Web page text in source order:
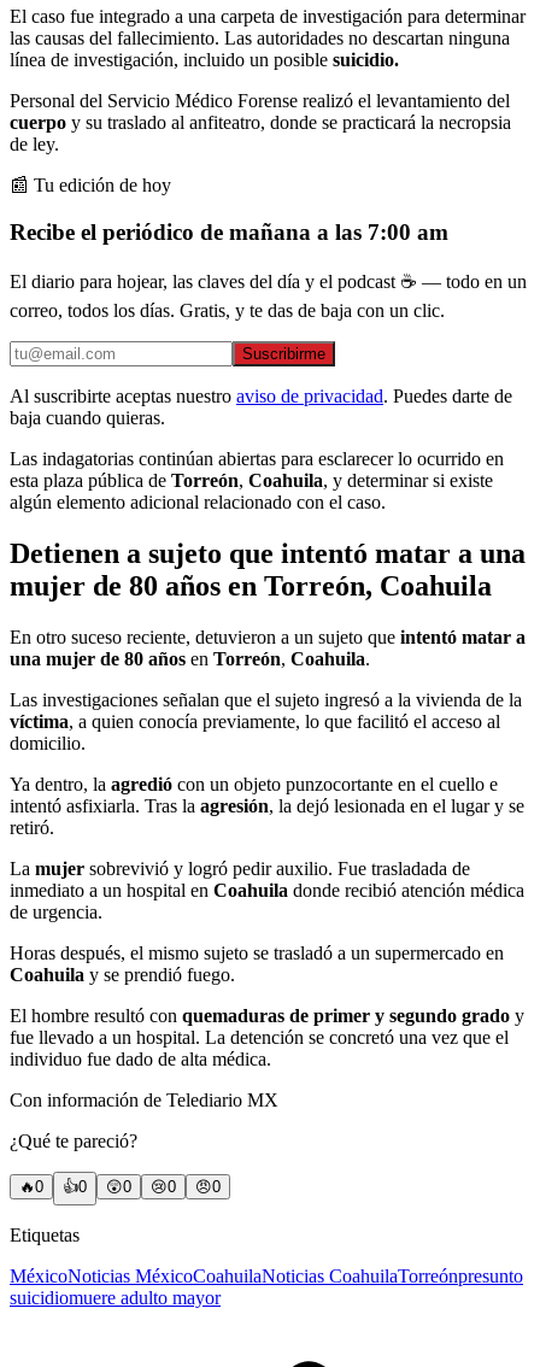
El caso fue integrado a una carpeta de investigación para determinar
las causas del fallecimiento. Las autoridades no descartan ninguna
línea de investigación, incluido un posible suicidio.
Personal del Servicio Médico Forense realizó el levantamiento del
cuerpo y su traslado al anfiteatro, donde se practicará la necropsia
de ley.
📰 Tu edición de hoy
Recibe el periódico de mañana a las 7:00 am
El diario para hojear, las claves del día y el podcast ☕ — todo en un
correo, todos los días. Gratis, y te das de baja con un clic.
Suscribirme
Al suscribirte aceptas nuestro aviso de privacidad. Puedes darte de
baja cuando quieras.
Las indagatorias continúan abiertas para esclarecer lo ocurrido en
esta plaza pública de Torreón, Coahuila, y determinar si existe
algún elemento adicional relacionado con el caso.
Detienen a sujeto que intentó matar a una
mujer de 80 años en Torreón, Coahuila
En otro suceso reciente, detuvieron a un sujeto que intentó matar a
una mujer de 80 años en Torreón, Coahuila.
Las investigaciones señalan que el sujeto ingresó a la vivienda de la
víctima, a quien conocía previamente, lo que facilitó el acceso al
domicilio.
Ya dentro, la agredió con un objeto punzocortante en el cuello e
intentó asfixiarla. Tras la agresión, la dejó lesionada en el lugar y se
retiró.
La mujer sobrevivió y logró pedir auxilio. Fue trasladada de
inmediato a un hospital en Coahuila donde recibió atención médica
de urgencia.
Horas después, el mismo sujeto se trasladó a un supermercado en
Coahuila y se prendió fuego.
El hombre resultó con quemaduras de primer y segundo grado y
fue llevado a un hospital. La detención se concretó una vez que el
individuo fue dado de alta médica.
Con información de Telediario MX
¿Qué te pareció?
🔥0 👍0 😲0 😢0 😠0
Etiquetas
MéxicoNoticias MéxicoCoahuilaNoticias CoahuilaTorreónpresunto
suicidiomuere adulto mayor